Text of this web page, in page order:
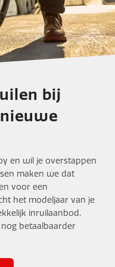
bijbij
en wil je overstappen
maken we dat
voor een
het modeljaar van je
inruilaanbod,
betaalbaarder